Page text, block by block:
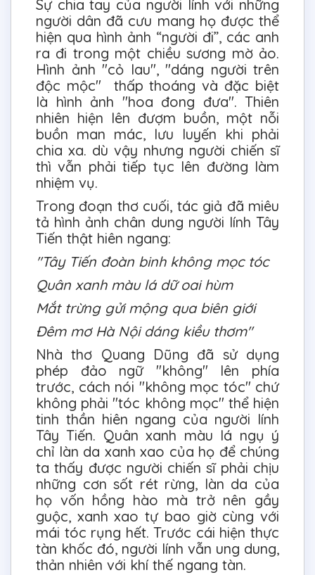
Sự chia tay của người lính với những
người dân đã cưu mang họ được thể
hiện qua hình ảnh “người đi”, các anh
ra đi trong một chiều sương mờ ảo.
Hình ảnh "cỏ lau", "dáng người trên
độc mộc" thấp thoáng và đặc biệt
là hình ảnh "hoa đong đưa". Thiên
nhiên hiện lên đượm buồn, một nỗi
buồn man mác, lưu luyến khi phải
chia xa. dù vậy nhưng người chiến sĩ
thì vẫn phải tiếp tục lên đường làm
nhiệm vụ.
Trong đoạn thơ cuối, tác giả đã miêu
tả hình ảnh chân dung người lính Tây
Tiến thật hiên ngang:
"Tây Tiến đoàn binh không mọc tóc
Quân xanh màu lá dữ oai hùm
Mắt trừng gửi mộng qua biên giới
Đêm mơ Hà Nội dáng kiều thơm"
Nhà thơ Quang Dũng đã sử dụng
phép đảo ngữ "không" lên phía
trước, cách nói "không mọc tóc" chứ
không phải "tóc không mọc" thể hiện
tinh thần hiên ngang của người lính
Tây Tiến. Quân xanh màu lá ngụ ý
chỉ làn da xanh xao của họ để chúng
ta thấy được người chiến sĩ phải chịu
những cơn sốt rét rừng, làn da của
họ vốn hồng hào mà trở nên gầy
guộc, xanh xao tự bao giờ cùng với
mái tóc rụng hết. Trước cái hiện thực
tàn khốc đó, người lính vẫn ung dung,
thản nhiên với khí thế ngang tàn.